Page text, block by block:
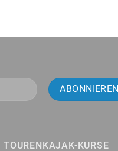
TOURENKAJAK-KURSE